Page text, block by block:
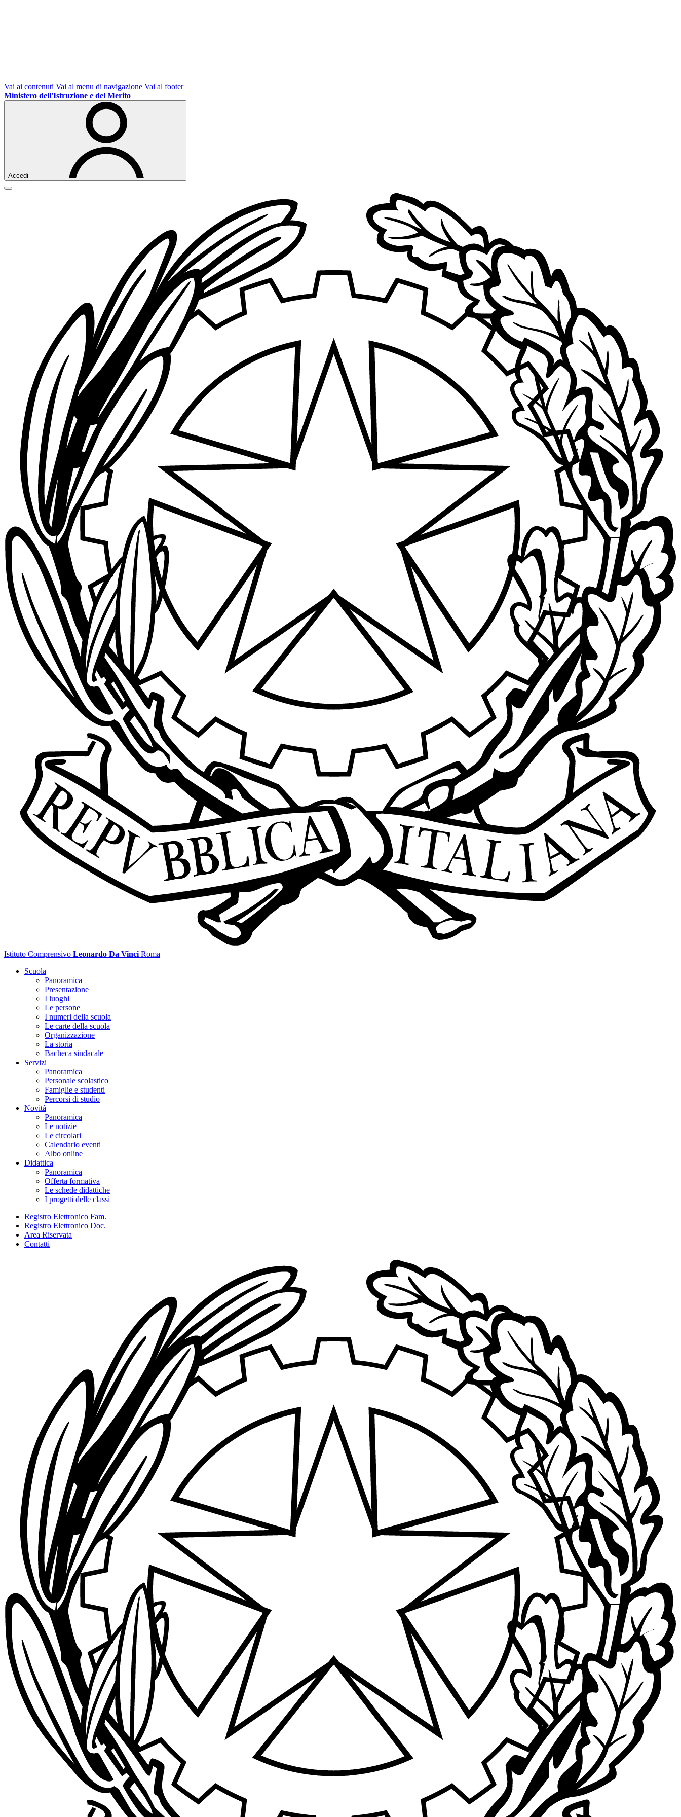
Vai ai contenuti Vai al menu di navigazione Vai al footer
Ministero dell'Istruzione e del Merito
Accedi
Istituto Comprensivo Leonardo Da Vinci Roma
Scuola
Panoramica
Presentazione
I luoghi
Le persone
I numeri della scuola
Le carte della scuola
Organizzazione
La storia
Bacheca sindacale
Servizi
Panoramica
Personale scolastico
Famiglie e studenti
Percorsi di studio
Novità
Panoramica
Le notizie
Le circolari
Calendario eventi
Albo online
Didattica
Panoramica
Offerta formativa
Le schede didattiche
I progetti delle classi
Registro Elettronico Fam.
Registro Elettronico Doc.
Area Riservata
Contatti